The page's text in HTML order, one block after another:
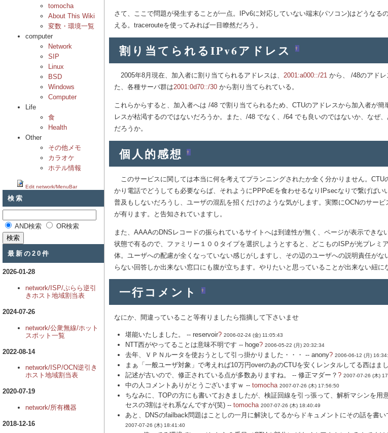
tomocha
About This Wiki
変数・環境一覧
computer
Network
SIP
Linux
BSD
Windows
Computer
Life
食
Health
Other
その他メモ
カラオケ
ホテル情報
Edit network/MenuBar
検索
AND検索 OR検索
最新の20件
2026-01-28
network/ISP/ぷらら逆引
きホスト地域割当表
2024-07-26
network/公衆無線/ホット
スポット一覧
2022-08-14
network/ISP/OCN逆引き
ホスト地域割当表
2020-07-19
network/所有機器
2018-12-16
さて、ここで問題が発生することが一点。IPv6に対応していない端末(パソコン)はどうな
える。tracerouteを使ってみれば一目瞭然だろう。
割り当てられるIPv6アドレス †
2005年8月現在、加入者に割り当てられるアドレスは、 2001:a000::/21 から、 /48のアド
た、各種サーバ群は2001:0d70::/30 から割り当てられている。
これらからすると、加入者へは /48 で割り当てられるため、CTUのアドレスから加入者が
レスが枯渇するのではないだろうか。また、/48 でなく、/64 でも良いのではないか、なぜ
だろうか。
個人的感想 †
このサービスに関しては本当に何を考えてプランニングされたか全く分かりません。
かり電話でどうしても必要ならば、それようにPPPoEを食わせるなりIPsecなりで繋げば
普及もしないだろうし、ユーザの混乱を招くだけのような気がします。実際にOCNのサー
が有ります。と告知されていますし。
また、AAAAのDNSレコードの振られているサイトへは到達性が無く、ページが表示でき
状態で有るので、ファミリー１００タイプを選択しようとすると、どこものISPが光プレ
体。ユーザへの配慮が全くなっていない感じがしますし、その辺のユーザへの説明責任が
らない回答しか出来ない窓口にも腹が立ちます。やりたいと思っていることが出来ない紐
一行コメント †
なにか、間違っていること等有りましたら指摘して下さいませ
堪能いたしました。 -- reservoir? 2006-02-24 (金) 11:05:43
NTT西がやってることは意味不明です -- hoge? 2006-05-22 (月) 20:32:34
去年、ＶＰＮルータを使おうとして引っ掛かりました・・・ -- anony? 2006-06-12 (月)
まぁ「一般ユーザ対象」で考えれば10万円overのあのCTUを安くレンタルしてる西はま
記述が古いので、修正されている点が多数ありますね。 -- 修正マダー？ ? 2007-07-26 (木)
中の人コメントありがとうございますｗ -- tomocha 2007-07-26 (木) 17:56:50
ちなみに、TOPの方にも書いておきましたが、検証回線を引っ張って、解析マシンを
セスの3割はそれ系なんですが(笑) -- tomocha 2007-07-26 (木) 18:40:49
あと、DNSのfailback問題はことしの一月に解決してるからドキュメントにその話を書
2007-07-26 (木) 18:41:40